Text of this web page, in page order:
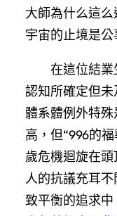
大師為什么這么
宇宙的止境是公
在這位結
認知所確定但未
體系體例外特
高，但“996的
歲危機迴旋在
人的抗議充耳
致平衡的追求